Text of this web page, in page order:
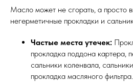
Масло может не сгорать, а просто
негерметичные прокладки и
Частые места утечек:
прокладка поддона картера,
сальники коленвала,
прокладка масляного фильтра.